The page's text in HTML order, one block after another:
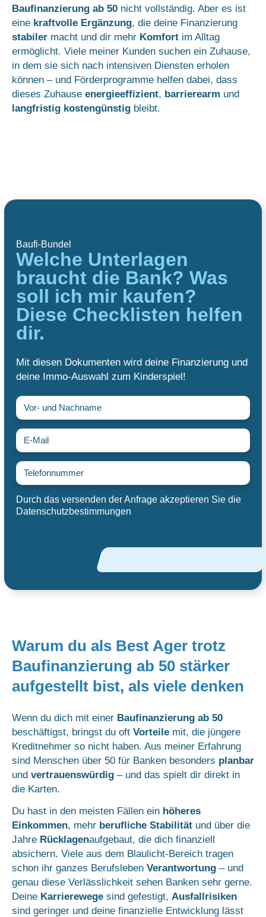
Baufinanzierung ab 50 nicht vollständig. Aber es ist
eine kraftvolle Ergänzung, die deine Finanzierung
stabiler macht und dir mehr Komfort im Alltag
ermöglicht. Viele meiner Kunden suchen ein Zuhause,
in dem sie sich nach intensiven Diensten erholen
können – und Förderprogramme helfen dabei, dass
dieses Zuhause energieeffizient, barrierearm und
langfristig kostengünstig bleibt.
Baufi-Bundel
Welche Unterlagen
braucht die Bank?Was
soll ich mir kaufen?
Diese Checklisten helfen
dir.
Mit diesen Dokumenten wird deine Finanzierung und
deine Immo-Auswahl zum Kinderspiel!
Durch das versenden der Anfrage akzeptieren Sie die
Datenschutzbestimmungen
Warum du als Best Ager trotz
Baufinanzierung ab 50 stärker
aufgestellt bist, als viele denken
Wenn du dich mit einer Baufinanzierung ab 50
beschäftigst, bringst du oft Vorteile mit, die jüngere
Kreditnehmer so nicht haben. Aus meiner Erfahrung
sind Menschen über 50 für Banken besonders planbar
und vertrauenswürdig – und das spielt dir direkt in
die Karten.
Du hast in den meisten Fällen ein höheres
Einkommen, mehr berufliche Stabilität und über die
Jahre Rücklagenaufgebaut, die dich finanziell
absichern. Viele aus dem Blaulicht-Bereich tragen
schon ihr ganzes Berufsleben Verantwortung – und
genau diese Verlässlichkeit sehen Banken sehr gerne.
Deine Karrierewege sind gefestigt, Ausfallrisiken
sind geringer und deine finanzielle Entwicklung lässt